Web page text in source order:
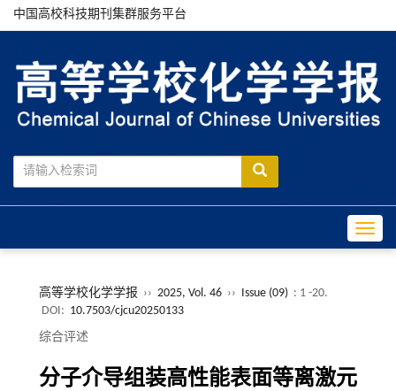
中国高校科技期刊集群服务平台
高等学校化学学报 ›› 2025, Vol. 46 ›› Issue (09) : 1 -20.
DOI: 10.7503/cjcu20250133
综合评述
分子介导组装高性能表面等离激元